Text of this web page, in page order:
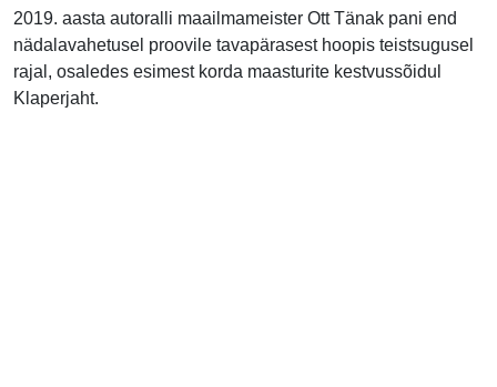
2019. aasta autoralli maailmameister Ott Tänak pani end
nädalavahetusel proovile tavapärasest hoopis teistsugusel
rajal, osaledes esimest korda maasturite kestvussõidul
Klaperjaht.